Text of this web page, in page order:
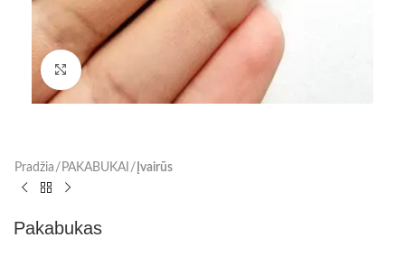
Paspauskite, kad padidinti
Pradžia PAKABUKAI Įvairūs
Pakabukas